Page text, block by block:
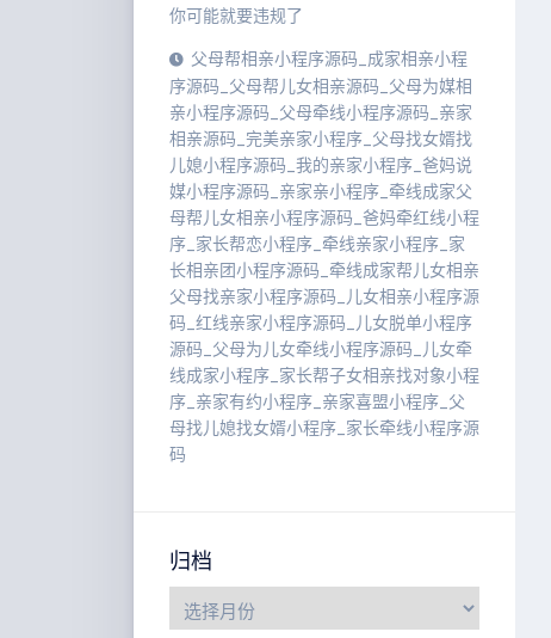
你可能就要违规了
父母帮相亲小程序源码_成家相亲小程
序源码_父母帮儿女相亲源码_父母为媒相
亲小程序源码_父母牵线小程序源码_亲家
相亲源码_完美亲家小程序_父母找女婿找
儿媳小程序源码_我的亲家小程序_爸妈说
媒小程序源码_亲家亲小程序_牵线成家父
母帮儿女相亲小程序源码_爸妈牵红线小程
序_家长帮恋小程序_牵线亲家小程序_家
长相亲团小程序源码_牵线成家帮儿女相亲
父母找亲家小程序源码_儿女相亲小程序源
码_红线亲家小程序源码_儿女脱单小程序
源码_父母为儿女牵线小程序源码_儿女牵
线成家小程序_家长帮子女相亲找对象小程
序_亲家有约小程序_亲家喜盟小程序_父
母找儿媳找女婿小程序_家长牵线小程序源
码
归档